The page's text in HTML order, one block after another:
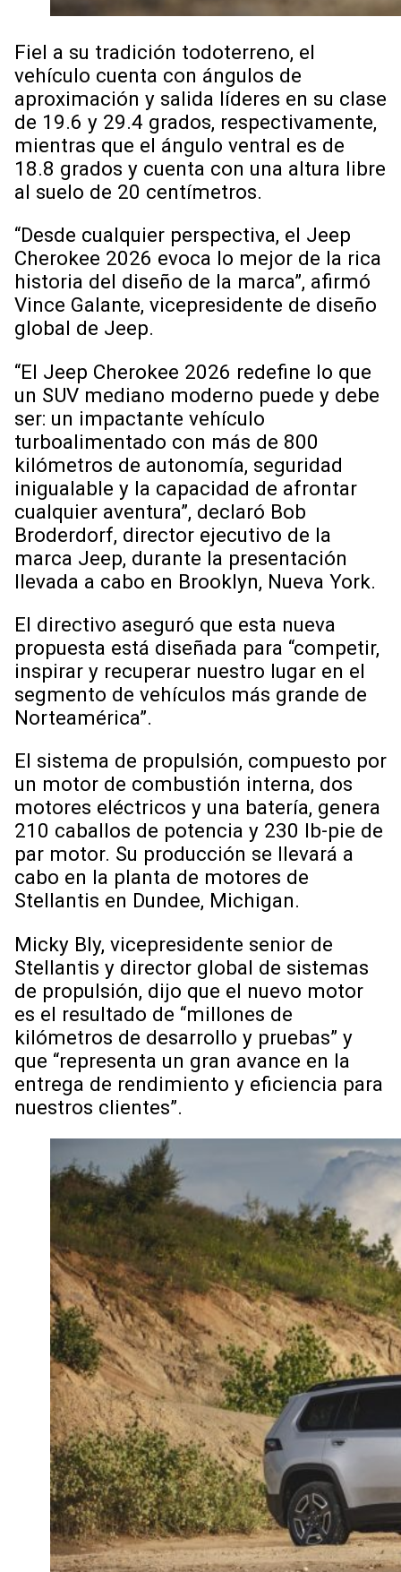
Fiel a su tradición todoterreno, el
vehículo cuenta con ángulos de
aproximación y salida líderes en su clase
de 19.6 y 29.4 grados, respectivamente,
mientras que el ángulo ventral es de
18.8 grados y cuenta con una altura libre
al suelo de 20 centímetros.
“Desde cualquier perspectiva, el Jeep
Cherokee 2026 evoca lo mejor de la rica
historia del diseño de la marca”, afirmó
Vince Galante, vicepresidente de diseño
global de Jeep.
“El Jeep Cherokee 2026 redefine lo que
un SUV mediano moderno puede y debe
ser: un impactante vehículo
turboalimentado con más de 800
kilómetros de autonomía, seguridad
inigualable y la capacidad de afrontar
cualquier aventura”, declaró Bob
Broderdorf, director ejecutivo de la
marca Jeep, durante la presentación
llevada a cabo en Brooklyn, Nueva York.
El directivo aseguró que esta nueva
propuesta está diseñada para “competir,
inspirar y recuperar nuestro lugar en el
segmento de vehículos más grande de
Norteamérica”.
El sistema de propulsión, compuesto por
un motor de combustión interna, dos
motores eléctricos y una batería, genera
210 caballos de potencia y 230 lb-pie de
par motor. Su producción se llevará a
cabo en la planta de motores de
Stellantis en Dundee, Michigan.
Micky Bly, vicepresidente senior de
Stellantis y director global de sistemas
de propulsión, dijo que el nuevo motor
es el resultado de “millones de
kilómetros de desarrollo y pruebas” y
que “representa un gran avance en la
entrega de rendimiento y eficiencia para
nuestros clientes”.